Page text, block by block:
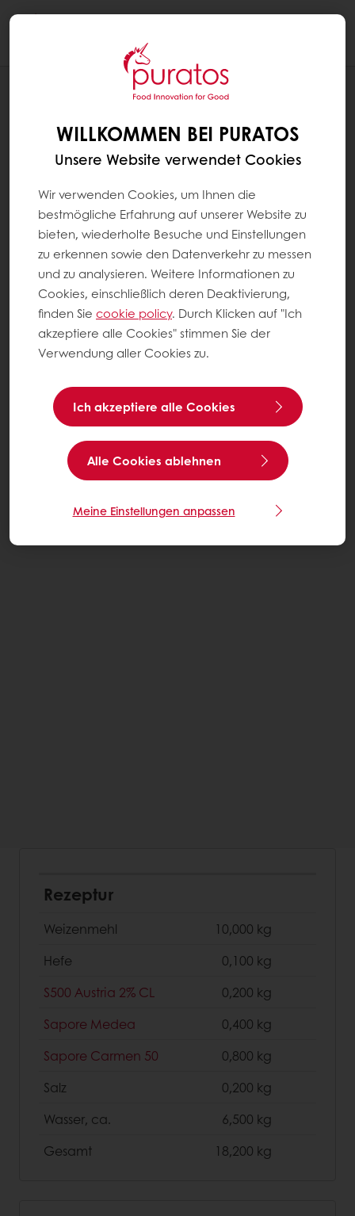
Rezeptur
Weizenmehl
10,000 kg
Hefe
0,100 kg
S500 Austria 2% CL
0,200 kg
Sapore Medea
0,400 kg
Sapore Carmen 50
0,800 kg
Salz
0,200 kg
Wasser, ca.
6,500 kg
Gesamt
18,200 kg
WILLKOMMEN BEI PURATOS
Unsere Website verwendet Cookies
Wir verwenden Cookies, um Ihnen die
bestmögliche Erfahrung auf unserer Website zu
bieten, wiederholte Besuche und Einstellungen
zu erkennen sowie den Datenverkehr zu messen
und zu analysieren. Weitere Informationen zu
Cookies, einschließlich deren Deaktivierung,
finden Sie cookie policy. Durch Klicken auf "Ich
akzeptiere alle Cookies" stimmen Sie der
Verwendung aller Cookies zu.
Ich akzeptiere alle Cookies
Alle Cookies ablehnen
Meine Einstellungen anpassen